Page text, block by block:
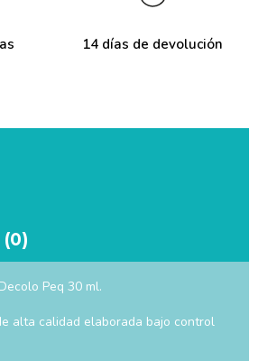
14 días de devolución
Peq 30 ml.
alta calidad elaborada bajo control